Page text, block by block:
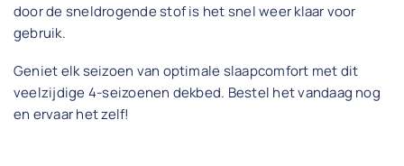
door de sneldrogende stof is het snel weer klaar voor
gebruik.
Geniet elk seizoen van optimale slaapcomfort met dit
veelzijdige 4-seizoenen dekbed. Bestel het vandaag nog
en ervaar het zelf!